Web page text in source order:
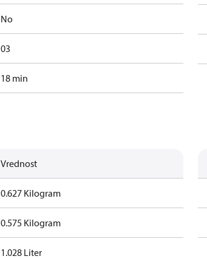
No
03
18 min
Vrednost
0.627 Kilogram
0.575 Kilogram
1.028 Liter